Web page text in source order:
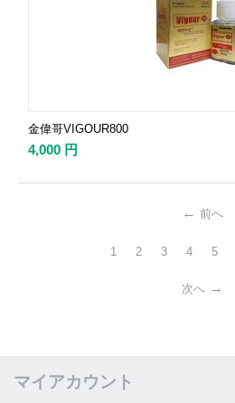
金偉哥VIGOUR800
4,000 円
前へ
1 2 3 4 5
次へ
マイアカウント